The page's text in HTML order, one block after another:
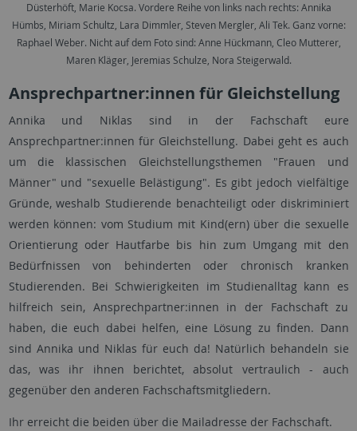
Düsterhöft, Marie Kocsa. Vordere Reihe von links nach rechts: Annika
Hümbs, Miriam Schultz, Lara Dimmler, Steven Mergler, Ali Tek. Ganz vorne:
Raphael Weber. Nicht auf dem Foto sind: Anne Hückmann, Cleo Mutterer,
Maren Kläger, Jeremias Schulze, Nora Steigerwald.
Ansprechpartner:innen für Gleichstellung
Annika und Niklas sind in der Fachschaft eure
Ansprechpartner:innen für Gleichstellung. Dabei geht es auch
um die klassischen Gleichstellungsthemen "Frauen und
Männer" und "sexuelle Belästigung". Es gibt jedoch vielfältige
Gründe, weshalb Studierende benachteiligt oder diskriminiert
werden können: vom Studium mit Kind(ern) über die sexuelle
Orientierung oder Hautfarbe bis hin zum Umgang mit den
Bedürfnissen von behinderten oder chronisch kranken
Studierenden. Bei Schwierigkeiten im Studienalltag kann es
hilfreich sein, Ansprechpartner:innen in der Fachschaft zu
haben, die euch dabei helfen, eine Lösung zu finden. Dann
sind Annika und Niklas für euch da! Natürlich behandeln sie
das, was ihr ihnen berichtet, absolut vertraulich - auch
gegenüber den anderen Fachschaftsmitgliedern.
Ihr erreicht die beiden über die Mailadresse der Fachschaft.